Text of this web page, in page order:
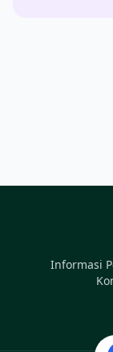
Informasi